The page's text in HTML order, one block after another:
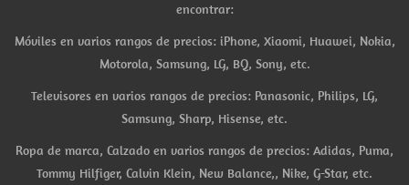
encontrar:
Móviles en varios rangos de precios: iPhone, Xiaomi, Huawei, Nokia,
Motorola, Samsung, LG, BQ, Sony, etc.
Televisores en varios rangos de precios: Panasonic, Philips, LG,
Samsung, Sharp, Hisense, etc.
Ropa de marca, Calzado en varios rangos de precios: Adidas, Puma,
Tommy Hilfiger, Calvin Klein, New Balance,, Nike, G-Star, etc.